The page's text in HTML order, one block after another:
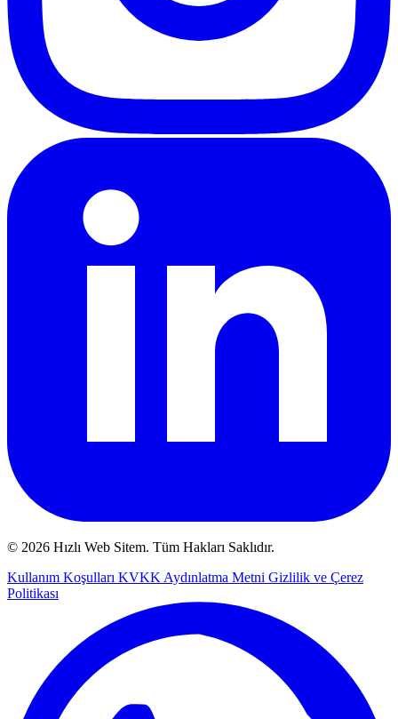
© 2026 Hızlı Web Sitem. Tüm Hakları Saklıdır.
Kullanım Koşulları KVKK Aydınlatma Metni Gizlilik ve Çerez
Politikası